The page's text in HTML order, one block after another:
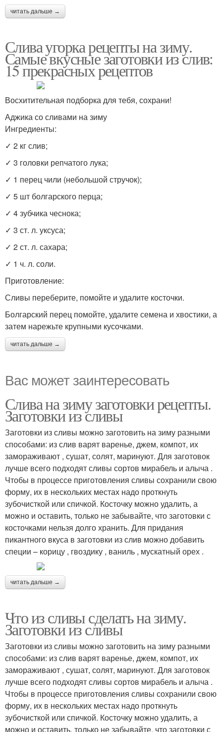
читать дальше →
Слива угорка рецепты на зиму.
Самые вкусные заготовки из слив:
15 прекрасных рецептов
Восхитительная подборка для тебя, сохрани!
Аджика со сливами на зиму
Ингредиенты:
✓ 2 кг слив;
✓ 3 головки репчатого лука;
✓ 1 перец чили (небольшой стручок);
✓ 5 шт болгарского перца;
✓ 4 зубчика чеснока;
✓ 3 ст. л. уксуса;
✓ 2 ст. л. сахара;
✓ 1 ч. л. соли.
Приготовление:
Сливы переберите, помойте и удалите косточки.
Болгарский перец помойте, удалите семена и хвостики, а
затем нарежьте крупными кусочками.
читать дальше →
Вас может заинтересовать
Слива на зиму заготовки рецепты.
Заготовки из сливы
Заготовки из сливы можно заготовить на зиму разными
способами: из слив варят варенье, джем, компот, их
замораживают , сушат, солят, маринуют. Для заготовок
лучше всего подходят сливы сортов мирабель и алыча .
Чтобы в процессе приготовления сливы сохранили свою
форму, их в нескольких местах надо проткнуть
зубочисткой или спичкой. Косточку можно удалить, а
можно и оставить, только не забывайте, что заготовки с
косточками нельзя долго хранить. Для придания
пикантного вкуса в заготовки из слив можно добавить
специи – корицу , гвоздику , ваниль , мускатный орех .
читать дальше →
Что из сливы сделать на зиму.
Заготовки из сливы
Заготовки из сливы можно заготовить на зиму разными
способами: из слив варят варенье, джем, компот, их
замораживают , сушат, солят, маринуют. Для заготовок
лучше всего подходят сливы сортов мирабель и алыча .
Чтобы в процессе приготовления сливы сохранили свою
форму, их в нескольких местах надо проткнуть
зубочисткой или спичкой. Косточку можно удалить, а
можно и оставить, только не забывайте, что заготовки с